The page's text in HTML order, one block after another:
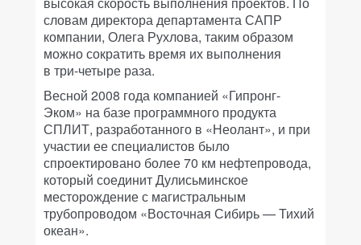
словам директора департамента САПР
компании, Олега Рухлова, таким образом
можно сократить время их выполнения
в три-четыре раза.
Весной 2008 года компанией «Гипронг-
Эком» на базе программного продукта
СПЛИТ, разработанного в «Неолант», и при
участии ее специалистов было
спроектировано более 70 км нефтепровода,
который соединит Дулисьминское
месторождение с магистральным
трубопроводом «Восточная Сибирь — Тихий
океан».